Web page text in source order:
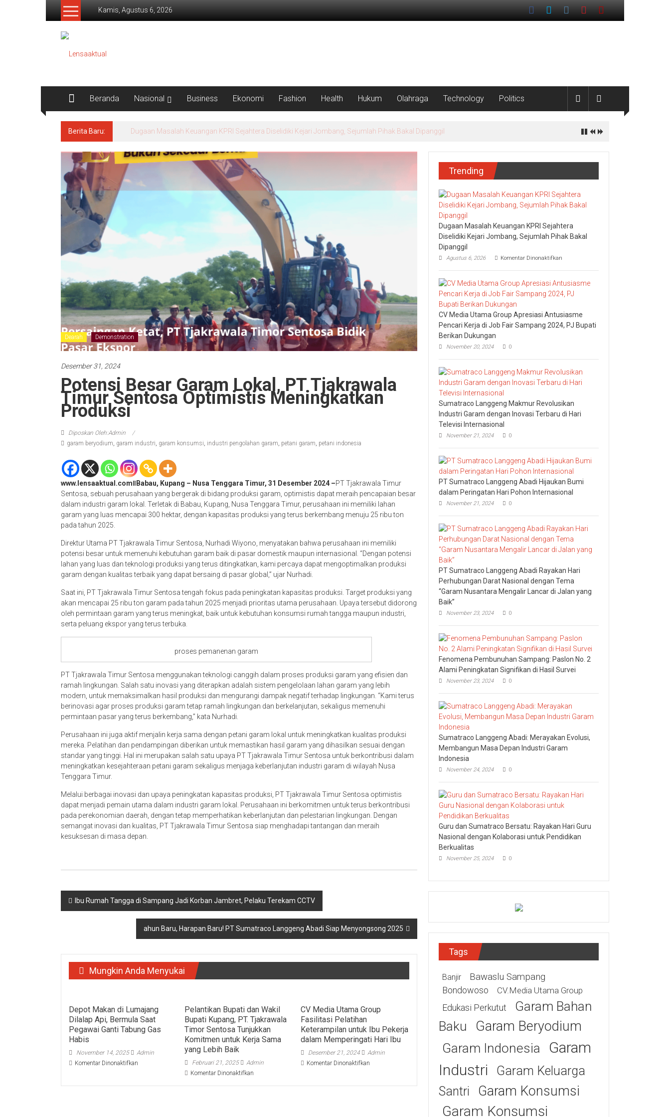
Lompat
Kamis, Agustus 6, 2026
Lensaaktual
Beranda Nasional Business Ekonomi Fashion Health Hukum Olahraga Technology Politics
Berita Baru: Program Kampung Nelayan Merah Putih Masuk Lamongan, Paciran & Brondong Jadi Pusat Ekonomi Pesisir
Dearah Demonstration
Desember 31, 2024
Potensi Besar Garam Lokal, PT Tjakrawala
Timur Sentosa Optimistis Meningkatkan
Produksi
Diposkan Oleh:Admin
garam beryodium, garam industri, garam konsumsi, industri pengolahan garam, petani garam, petani indonesia
www.lensaaktual.comǁBabau, Kupang – Nusa Tenggara Timur, 31 Desember 2024 –PT Tjakrawala Timur
Sentosa, sebuah perusahaan yang bergerak di bidang produksi garam, optimistis dapat meraih pencapaian besar
dalam industri garam lokal. Terletak di Babau, Kupang, Nusa Tenggara Timur, perusahaan ini memiliki lahan
garam yang luas mencapai 300 hektar, dengan kapasitas produksi yang terus berkembang menuju 25 ribu ton
pada tahun 2025.
Direktur Utama PT Tjakrawala Timur Sentosa, Nurhadi Wiyono, menyatakan bahwa perusahaan ini memiliki
potensi besar untuk memenuhi kebutuhan garam baik di pasar domestik maupun internasional. “Dengan potensi
lahan yang luas dan teknologi produksi yang terus ditingkatkan, kami percaya dapat mengoptimalkan produksi
garam dengan kualitas terbaik yang dapat bersaing di pasar global,” ujar Nurhadi.
Saat ini, PT Tjakrawala Timur Sentosa tengah fokus pada peningkatan kapasitas produksi. Target produksi yang
akan mencapai 25 ribu ton garam pada tahun 2025 menjadi prioritas utama perusahaan. Upaya tersebut didorong
oleh permintaan garam yang terus meningkat, baik untuk kebutuhan konsumsi rumah tangga maupun industri,
serta peluang ekspor yang terus terbuka.
proses pemanenan garam
PT Tjakrawala Timur Sentosa menggunakan teknologi canggih dalam proses produksi garam yang efisien dan
ramah lingkungan. Salah satu inovasi yang diterapkan adalah sistem pengelolaan lahan garam yang lebih
modern, untuk memaksimalkan hasil produksi dan mengurangi dampak negatif terhadap lingkungan. “Kami terus
berinovasi agar proses produksi garam tetap ramah lingkungan dan berkelanjutan, sekaligus memenuhi
permintaan pasar yang terus berkembang,” kata Nurhadi.
Perusahaan ini juga aktif menjalin kerja sama dengan petani garam lokal untuk meningkatkan kualitas produksi
mereka. Pelatihan dan pendampingan diberikan untuk memastikan hasil garam yang dihasilkan sesuai dengan
standar yang tinggi. Hal ini merupakan salah satu upaya PT Tjakrawala Timur Sentosa untuk berkontribusi dalam
meningkatkan kesejahteraan petani garam sekaligus menjaga keberlanjutan industri garam di wilayah Nusa
Tenggara Timur.
Melalui berbagai inovasi dan upaya peningkatan kapasitas produksi, PT Tjakrawala Timur Sentosa optimistis
dapat menjadi pemain utama dalam industri garam lokal. Perusahaan ini berkomitmen untuk terus berkontribusi
pada perekonomian daerah, dengan tetap memperhatikan keberlanjutan dan pelestarian lingkungan. Dengan
semangat inovasi dan kualitas, PT Tjakrawala Timur Sentosa siap menghadapi tantangan dan meraih
kesuksesan di masa depan.
Navigasi
pos
Ibu Rumah Tangga di Sampang Jadi Korban Jambret, Pelaku Terekam CCTV
ahun Baru, Harapan Baru! PT Sumatraco Langgeng Abadi Siap Menyongsong 2025
Mungkin Anda Menyukai
Depot Makan di Lumajang
Dilalap Api, Bermula Saat
Pegawai Ganti Tabung Gas
Habis
November 14, 2025
Admin
Komentar Dinonaktifkan
Pelantikan Bupati dan Wakil
Bupati Kupang, PT. Tjakrawala
Timor Sentosa Tunjukkan
Komitmen untuk Kerja Sama
yang Lebih Baik
Februari 21, 2025
Admin
Komentar Dinonaktifkan
CV Media Utama Group
Fasilitasi Pelatihan
Keterampilan untuk Ibu Pekerja
dalam Memperingati Hari Ibu
Desember 21, 2024
Admin
Komentar Dinonaktifkanpada
Trending
Dugaan Masalah Keuangan KPRI Sejahtera
Diselidiki Kejari Jombang, Sejumlah Pihak Bakal
Dipanggil
Agustus 6, 2026 Komentar Dinonaktifkan
Masalah
Keuangan
KPRI
Sejahtera
Kejari
Sejumlah
CV Media Utama Group Apresiasi Antusiasme
Pencari Kerja di Job Fair Sampang 2024, PJ Bupati
Berikan Dukungan
November 20, 2024 0
Sumatraco Langgeng Makmur Revolusikan
Industri Garam dengan Inovasi Terbaru di Hari
Televisi Internasional
November 21, 2024 0
PT Sumatraco Langgeng Abadi Hijaukan Bumi
dalam Peringatan Hari Pohon Internasional
November 21, 2024 0
PT Sumatraco Langgeng Abadi Rayakan Hari
Perhubungan Darat Nasional dengan Tema
“Garam Nusantara Mengalir Lancar di Jalan yang
Baik”
November 23, 2024 0
Fenomena Pembunuhan Sampang: Paslon No. 2
Alami Peningkatan Signifikan di Hasil Survei
November 23, 2024 0
Sumatraco Langgeng Abadi: Merayakan Evolusi,
Membangun Masa Depan Industri Garam
Indonesia
November 24, 2024 0
Guru dan Sumatraco Bersatu: Rayakan Hari Guru
Nasional dengan Kolaborasi untuk Pendidikan
Berkualitas
November 25, 2024 0
Tags
Banjir Bawaslu Sampang
Bondowoso CV.Media Utama Group
Edukasi Perkutut
Garam Bahan
Baku
Garam Beryodium
Garam Indonesia
Garam
Industri
Garam Keluarga
Santri
Garam Konsumsi
Garam Konsumsi